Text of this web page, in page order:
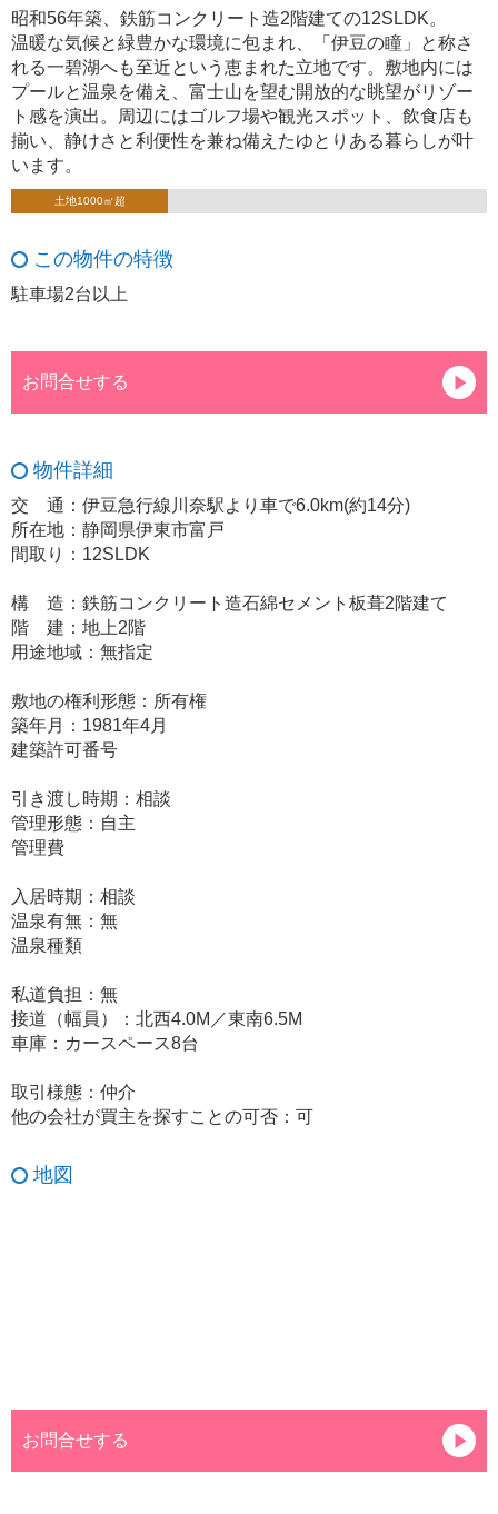
昭和56年築、鉄筋コンクリート造2階建ての12SLDK。
温暖な気候と緑豊かな環境に包まれ、「伊豆の瞳」と称さ
れる一碧湖へも至近という恵まれた立地です。敷地内には
プールと温泉を備え、富士山を望む開放的な眺望がリゾー
ト感を演出。周辺にはゴルフ場や観光スポット、飲食店も
揃い、静けさと利便性を兼ね備えたゆとりある暮らしが叶
います。
土地1000㎡超
この物件の特徴
駐車場2台以上
お問合せする
物件詳細
交 通：伊豆急行線川奈駅より車で6.0km(約14分)
所在地：静岡県伊東市富戸
間取り：12SLDK
構 造：鉄筋コンクリート造石綿セメント板葺2階建て
階 建：地上2階
用途地域：無指定
敷地の権利形態：所有権
築年月：1981年4月
建築許可番号
引き渡し時期：相談
管理形態：自主
管理費
入居時期：相談
温泉有無：無
温泉種類
私道負担：無
接道（幅員）：北西4.0M／東南6.5M
車庫：カースペース8台
取引様態：仲介
他の会社が買主を探すことの可否：可
地図
お問合せする